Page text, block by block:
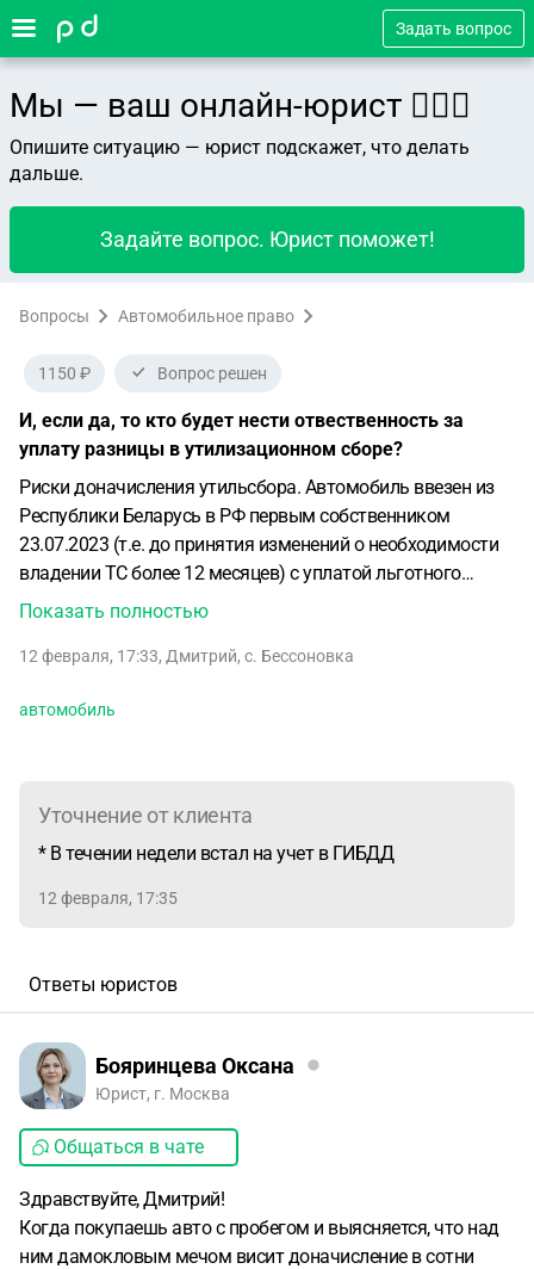
Задать вопрос
Мы — ваш онлайн-юрист 👨🏻‍⚖️
Опишите ситуацию — юрист подскажет, что делать
дальше.
Задайте вопрос. Юрист поможет!
Вопросы Автомобильное право
1150 ₽ Вопрос решен
И, если да, то кто будет нести отвественность за
уплату разницы в утилизационном сборе?
Риски доначисления утильсбора. Автомобиль ввезен из
Республики Беларусь в РФ первым собственником
23.07.2023 (т.е. до принятия изменений о необходимости
владении ТС более 12 месяцев) с уплатой льготного
утильсбора и в течении встал на учет в ГИБДД.
продал его мне.Я являюсь вторым собственником,
третий собственник с февраля 2025 г.
владения более 12 месяцев? И, если да, то кто будет нести
отвественность за уплату разницы в утилизационном
сборе?
Показать полностью
12 февраля, 17:33, Дмитрий, с. Бессоновка
автомобиль
Уточнение от клиента
* В течении недели встал на учет в ГИБДД
12 февраля, 17:35
Ответы юристов
Бояринцева Оксана
Юрист, г. Москва
Общаться в чате
Здравствуйте, Дмитрий!
Когда покупаешь авто с пробегом и выясняется, что над
ним дамокловым мечом висит доначисление в сотни